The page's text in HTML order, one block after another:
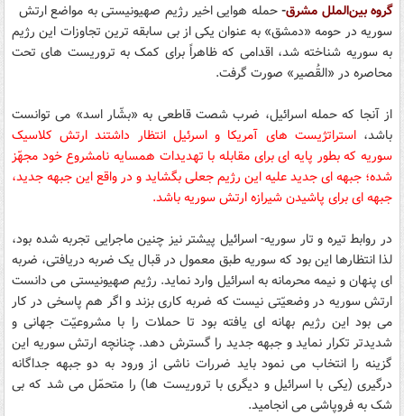
گروه بین‌الملل مشرق-حمله هوایی اخیر رژیم صهیونیستی به مواضع ارتش
سوریه در حومه «دمشق» به عنوان یکی از بی سابقه ترین تجاوزات این رژیم
به سوریه شناخته شد، اقدامی که ظاهراً برای کمک به تروریست های تحت
محاصره در «القُصیر» صورت گرفت.
از آنجا که حمله اسرائیل، ضرب شصت قاطعی به «بشّار اسد» می توانست
باشد،استراتژیست های آمریکا و اسرئیل انتظار داشتند ارتش کلاسیک
سوریه که بطور پایه ای برای مقابله با تهدیدات همسایه نامشروع خود مجهّز
شده؛ جبهه ای جدید علیه این رژیم جعلی بگشاید و در واقع این جبهه جدید،
جبهه ای برای پاشیدن شیرازه ارتش سوریه باشد.
در روابط تیره و تار سوریه- اسرائیل پیشتر نیز چنین ماجرایی تجربه شده بود،
لذا انتظارها این بود که سوریه طبق معمول در قبال یک ضربه دریافتی، ضربه
ای پنهان و نیمه محرمانه به اسرائیل وارد نماید. رژیم صهیونیستی می دانست
ارتش سوریه در وضعیّتی نیست که ضربه کاری بزند و اگر هم پاسخی در کار
می بود این رژیم بهانه ای یافته بود تا حملات را با مشروعیّت جهانی و
شدیدتر تکرار نماید و جبهه جدید را گسترش دهد. چنانچه ارتش سوریه این
گزینه را انتخاب می نمود باید ضررات ناشی از ورود به دو جبهه جداگانه
درگیری (یکی با اسرائیل و دیگری با تروریست ها) را متحمّل می شد که بی
شک به فروپاشی می انجامید.